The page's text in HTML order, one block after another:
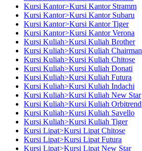
Kursi Kantor>Kursi Kantor Stramm
Kursi Kantor>Kursi Kantor Subaru
Kursi Kantor>Kursi Kantor Tiger
Kursi Kantor>Kursi Kantor Verona
Kursi Kuliah>Kursi Kuliah Brother
Kursi Kuliah>Kursi Kuliah Chairman
Kursi Kuliah>Kursi Kuliah Chitose
Kursi Kuliah>Kursi Kuliah Donati
Kursi Kuliah>Kursi Kuliah Futura
Kursi Kuliah>Kursi Kuliah Indachi
Kursi Kuliah>Kursi Kuliah New Star
Kursi Kuliah>Kursi Kuliah Orbitrend
Kursi Kuliah>Kursi Kuliah Savello
Kursi Kuliah>Kursi Kuliah Tiger
Kursi Lipat>Kursi Lipat Chitose
Kursi Lipat>Kursi Lipat Futura
Kursi Lipat>Kursi Lipat New Star